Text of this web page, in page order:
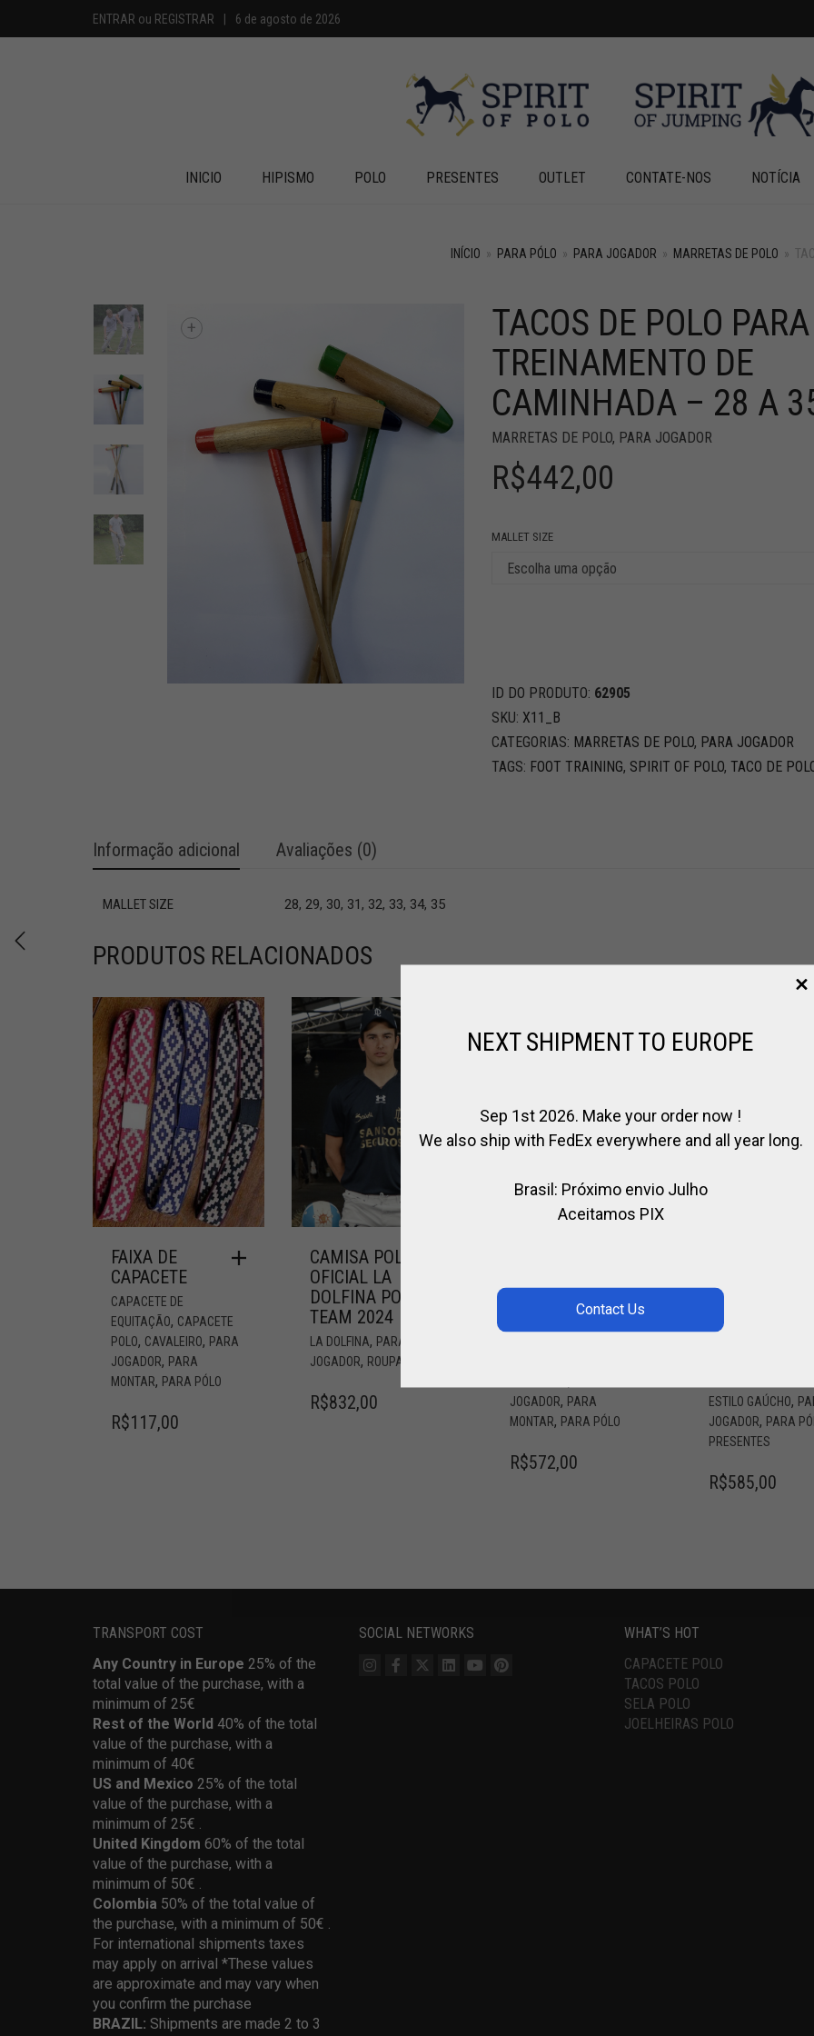
ENTRAR ou REGISTRAR | 6 de agosto de 2026
INICIO HIPISMO POLO PRESENTES OUTLET CONTATE-NOS NOTÍCIA
INÍCIO » PARA PÓLO » PARA JOGADOR » MARRETAS DE POLO »
+ +
TACOS DE POLO PARA
TREINAMENTO DE
CAMINHADA – 28 A
MARRETAS DE POLO, PARA JOGADOR
R$442,00
MALLET SIZE
ID DO PRODUTO: 62905
SKU: X11_B
CATEGORIAS: MARRETAS DE POLO, PARA JOGADOR
TAGS: FOOT TRAINING, SPIRIT OF POLO, TACO DE
Informação adicional Avaliações (0)
MALLET SIZE 28, 29, 30, 31, 32, 33, 34, 35
PRODUTOS RELACIONADOS
FAIXA DE
CAPACETE
CAPACETE DE
EQUITAÇÃO, CAPACETE
POLO, CAVALEIRO, PARA
JOGADOR, PARA
MONTAR, PARA PÓLO
R$117,00
CAMISA POLO
OFICIAL LA
DOLFINA POLO
TEAM 2024
LA DOLFINA, PARA
JOGADOR, ROUPAS POLO
R$832,00
JOGADOR, PARA
MONTAR, PARA PÓLO
R$572,00
COM RÉDEAS
ESTILO
ESTILO GAÚCHO,
JOGADOR, PARA
PRESENTES
R$585,00
TRANSPORT COST
Any Country in Europe 25% of the
total value of the purchase, with a
minimum of 25€
Rest of the World 40% of the total
value of the purchase, with a
minimum of 40€
US and Mexico 25% of the total
value of the purchase, with a
minimum of 25€ .
United Kingdom 60% of the total
value of the purchase, with a
minimum of 50€ .
Colombia 50% of the total value of
the purchase, with a minimum of 50€ .
For international shipments taxes
may apply on arrival *These values
are approximate and may vary when
you confirm the purchase
BRAZIL: Shipments are made 2 to 3
SOCIAL NETWORKS
WHAT’S HOT
CAPACETE POLO
TACOS POLO
SELA POLO
JOELHEIRAS POLO
NEXT SHIPMENT TO EUROPE
Sep 1st 2026. Make your order now !
We also ship with FedEx everywhere and all year long.
Brasil: Próximo envio Julho
Aceitamos PIX